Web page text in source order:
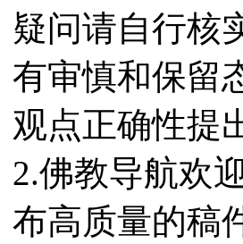
疑问请自行核
有审慎和保留
观点正确性提
2.佛教导航欢
布高质量的稿